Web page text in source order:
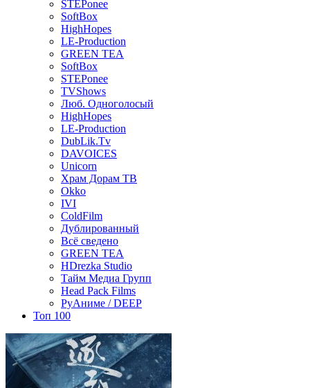
STEPonee
SoftBox
HighHopes
LE-Production
GREEN TEA
SoftBox
STEPonee
TVShows
Люб. Одноголосый
HighHopes
LE-Production
DubLik.Tv
DAVOICES
Unicorn
Храм Дорам ТВ
Okko
IVI
ColdFilm
Дублированный
Всё сведено
GREEN TEA
HDrezka Studio
Тайм Медиа Групп
Head Pack Films
РуАниме / DEEP
Топ 100